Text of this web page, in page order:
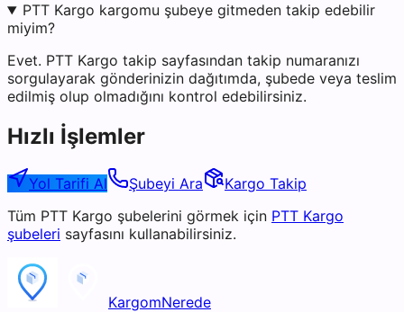
PTT Kargo kargomu şubeye gitmeden takip edebilir
miyim?
Evet. PTT Kargo takip sayfasından takip numaranızı
sorgulayarak gönderinizin dağıtımda, şubede veya teslim
edilmiş olup olmadığını kontrol edebilirsiniz.
Hızlı İşlemler
Yol Tarifi Al Şubeyi Ara
Kargo Takip
Tüm PTT Kargo şubelerini görmek için PTT Kargo
şubeleri sayfasını kullanabilirsiniz.
KargomNerede